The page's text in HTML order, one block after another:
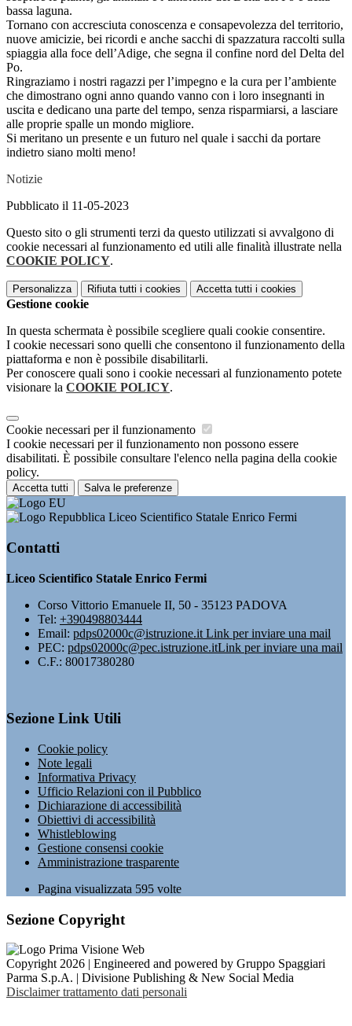
bassa laguna.
Tornano con accresciuta conoscenza e consapevolezza del territorio,
nuove amicizie, bei ricordi e anche sacchi di spazzatura raccolti sulla
spiaggia alla foce dell’Adige, che segna il confine nord del Delta del
Po.
Ringraziamo i nostri ragazzi per l’impegno e la cura per l’ambiente
che dimostrano ogni anno quando vanno con i loro insegnanti in
uscita e dedicano una parte del tempo, senza risparmiarsi, a lasciare
alle proprie spalle un mondo migliore.
Si meritano un presente e un futuro nel quale i sacchi da portare
indietro siano molti meno!
Notizie
Pubblicato il 11-05-2023
Questo sito o gli strumenti terzi da questo utilizzati si avvalgono di
cookie necessari al funzionamento ed utili alle finalità illustrate nella
COOKIE POLICY.
Personalizza Rifiuta tutti i cookies Accetta tutti i cookies
Gestione cookie
In questa schermata è possibile scegliere quali cookie consentire.
I cookie necessari sono quelli che consentono il funzionamento della
piattaforma e non è possibile disabilitarli.
Per conoscere quali sono i cookie necessari al funzionamento potete
visionare la COOKIE POLICY.
Cookie necessari per il funzionamento
I cookie necessari per il funzionamento non possono essere
disabilitati. È possibile consultare l'elenco nella pagina della cookie
policy.
Accetta tutti Salva le preferenze
Liceo Scientifico Statale Enrico Fermi
Contatti
Liceo Scientifico Statale Enrico Fermi
Corso Vittorio Emanuele II, 50 - 35123 PADOVA
Tel: +390498803444
Email: pdps02000c@istruzione.it Link per inviare una mail
PEC: pdps02000c@pec.istruzione.itLink per inviare una mail
C.F.: 80017380280
Sezione Link Utili
Cookie policy
Note legali
Informativa Privacy
Ufficio Relazioni con il Pubblico
Dichiarazione di accessibilità
Obiettivi di accessibilità
Whistleblowing
Gestione consensi cookie
Amministrazione trasparente
Pagina visualizzata 595 volte
Sezione Copyright
Copyright 2026 | Engineered and powered by Gruppo Spaggiari
Parma S.p.A. | Divisione Publishing & New Social Media
Disclaimer trattamento dati personali